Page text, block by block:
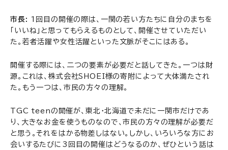
市長: 1回目の開催の際は、一関の若い方たちに自分のまちを
「いいね」と思ってもらえるものとして、開催させていただい
た。若者活躍や女性活躍といった文脈がそこにはある。
開催する際には、二つの要素が必要だと話してきた。一つは財
源。これは、株式会社SHOEI様の寄附によって大体満たされ
た。もう一つは、市民の方々の理解。
TGC teenの開催が、東北・北海道で未だに一関市だけであ
り、大きなお金を使うものなので、市民の方々の理解が必要だ
と思う。それをはかる物差しはない。しかし、いろいろな方にお
会いするたびに3回目の開催はどうなるのか、ぜひという話は